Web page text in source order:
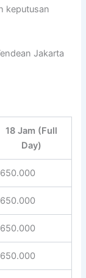
keputusan
Jakarta
18 Jam (Full
Day)
650.000
650.000
650.000
650.000